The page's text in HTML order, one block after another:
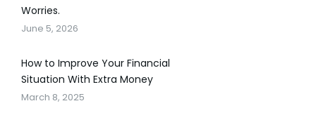
Worries.
June 5, 2026
How to Improve Your Financial
Situation With Extra Money
March 8, 2025